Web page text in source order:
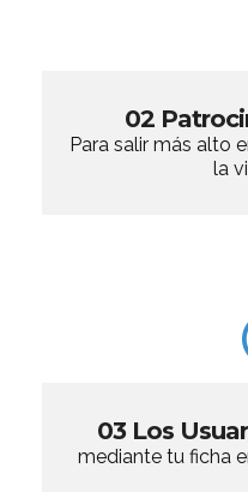
02
Para salir más alto
la
03 Los
mediante tu ficha